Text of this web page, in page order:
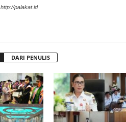
http://palakat.id
DARI PENULIS